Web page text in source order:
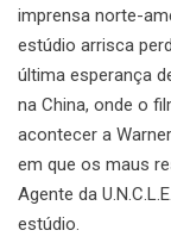
imprensa norte-
estúdio arrisca
última esperança
na China, onde o
acontecer a
em que os maus
Agente da
estúdio.